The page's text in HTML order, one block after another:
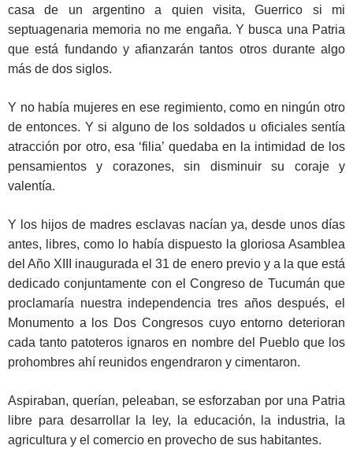
casa de un argentino a quien visita, Guerrico si mi
septuagenaria memoria no me engaña. Y busca una Patria
que está fundando y afianzarán tantos otros durante algo
más de dos siglos.
Y no había mujeres en ese regimiento, como en ningún otro
de entonces. Y si alguno de los soldados u oficiales sentía
atracción por otro, esa ‘filia’ quedaba en la intimidad de los
pensamientos y corazones, sin disminuir su coraje y
valentía.
Y los hijos de madres esclavas nacían ya, desde unos días
antes, libres, como lo había dispuesto la gloriosa Asamblea
del Año XIII inaugurada el 31 de enero previo y a la que está
dedicado conjuntamente con el Congreso de Tucumán que
proclamaría nuestra independencia tres años después, el
Monumento a los Dos Congresos cuyo entorno deterioran
cada tanto patoteros ignaros en nombre del Pueblo que los
prohombres ahí reunidos engendraron y cimentaron.
Aspiraban, querían, peleaban, se esforzaban por una Patria
libre para desarrollar la ley, la educación, la industria, la
agricultura y el comercio en provecho de sus habitantes.